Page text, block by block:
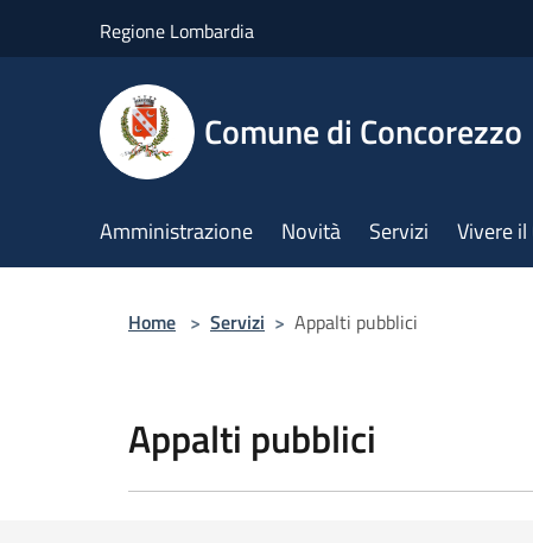
Regione Lombardia
Comune di Concorezzo
Amministrazione Novità Servizi Vivere
Home > Servizi > Appalti pubblici
Appalti pubblici